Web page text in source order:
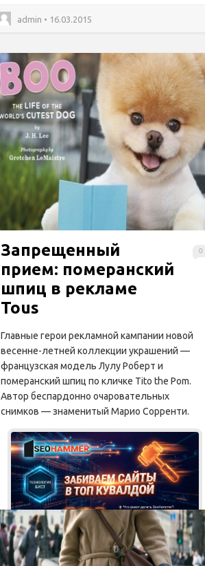
admin • 16.03.2015
0
Запрещенный
прием: померанский
шпиц в рекламе
Tous
Главные герои рекламной кампании новой
весенне-летней коллекции украшений —
французская модель Лулу Роберт и
померанский шпиц по кличке Tito the Pom.
Автор беспардонно очаровательных
снимков — знаменитый Марио Сорренти.